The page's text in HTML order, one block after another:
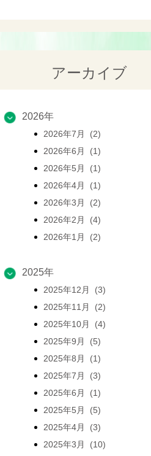
アーカイブ
2026年
2026年7月 (2)
2026年6月 (1)
2026年5月 (1)
2026年4月 (1)
2026年3月 (2)
2026年2月 (4)
2026年1月 (2)
2025年
2025年12月 (3)
2025年11月 (2)
2025年10月 (4)
2025年9月 (5)
2025年8月 (1)
2025年7月 (3)
2025年6月 (1)
2025年5月 (5)
2025年4月 (3)
2025年3月 (10)